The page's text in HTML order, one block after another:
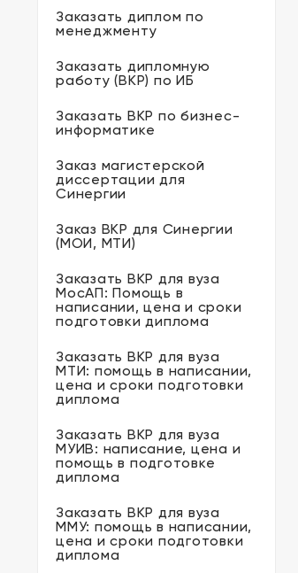
Заказать диплом по
менеджменту
Заказать дипломную
работу (ВКР) по ИБ
Заказать ВКР по бизнес-
информатике
Заказ магистерской
диссертации для
Синергии
Заказ ВКР для Синергии
(МОИ, МТИ)
Заказать ВКР для вуза
МосАП: Помощь в
написании, цена и сроки
подготовки диплома
Заказать ВКР для вуза
МТИ: помощь в написании,
цена и сроки подготовки
диплома
Заказать ВКР для вуза
МУИВ: написание, цена и
помощь в подготовке
диплома
Заказать ВКР для вуза
ММУ: помощь в написании,
цена и сроки подготовки
диплома